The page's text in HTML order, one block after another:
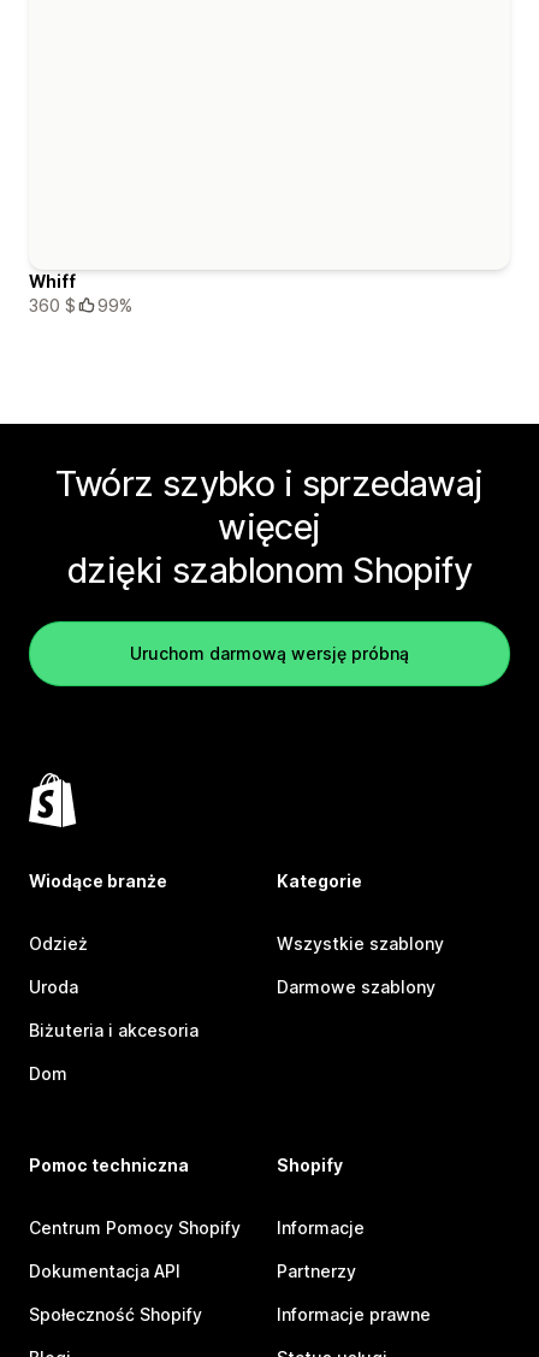
Whiff
360 $
99%
Twórz szybko i sprzedawaj
więcej
dzięki szablonom Shopify
Uruchom darmową wersję próbną
Wiodące branże
Odzież
Uroda
Biżuteria i akcesoria
Dom
Kategorie
Wszystkie szablony
Darmowe szablony
Pomoc techniczna
Centrum Pomocy Shopify
Dokumentacja API
Społeczność Shopify
Shopify
Informacje
Partnerzy
Informacje prawne